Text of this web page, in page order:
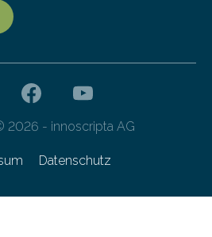
2026 - innoscripta AG
Datenschutz